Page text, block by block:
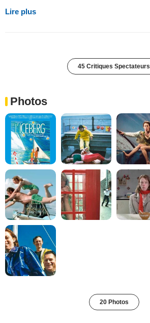
Lire plus
45 Critiques Spectateurs
Photos
20 Photos